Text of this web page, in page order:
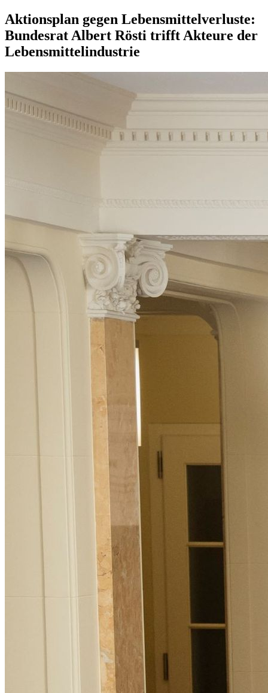
Aktionsplan gegen Lebensmittelverluste:
Bundesrat Albert Rösti trifft Akteure der
Lebensmittelindustrie